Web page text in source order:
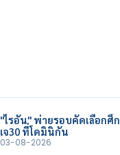
"ไรอัน" พ่ายรอบคัดเลือกศึก
เจ30 ที่โดมินิกัน
03-08-2026